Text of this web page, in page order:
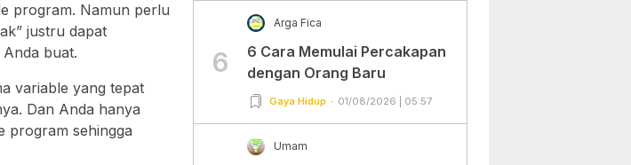
program. Namun perlu
justru dapat
buat.
variable yang tepat
Dan Anda hanya
program sehingga
6
Arga Fica
6 Cara Memulai Percakapan
dengan Orang Baru
Gaya Hidup 01/08/2026 | 05:57
Umam